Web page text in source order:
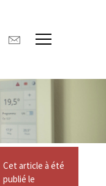
Cet article à été
publié le